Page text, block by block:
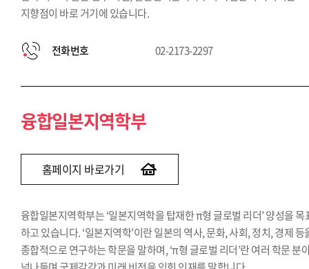
지향점이 바로 거기에 있습니다.
전화번호 02-2173-2297
융합일본지역학부
홈페이지 바로가기
융합일본지역학부는 ‘일본지역학을 탑재한 π형 글로벌 리더’ 양성을 목
하고 있습니다. ‘일본지역학’이란 일본의 역사, 문화, 사회, 정치, 경제 등
종합적으로 연구하는 학문을 말하며, ‘π형 글로벌 리더’란 여러 학문 분